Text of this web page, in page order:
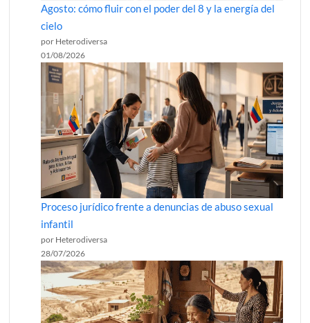
Agosto: cómo fluir con el poder del 8 y la energía del
cielo
por Heterodiversa
01/08/2026
Proceso jurídico frente a denuncias de abuso sexual
infantil
por Heterodiversa
28/07/2026